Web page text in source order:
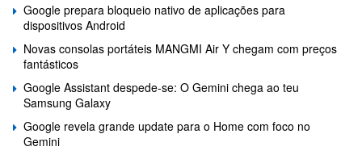
Google prepara bloqueio nativo de aplicações para
dispositivos Android
Novas consolas portáteis MANGMI Air Y chegam com preços
fantásticos
Google Assistant despede-se: O Gemini chega ao teu
Samsung Galaxy
Google revela grande update para o Home com foco no
Gemini